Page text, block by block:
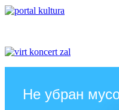
Не убран